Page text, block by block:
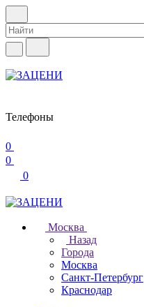
Телефоны
0
0
0
Москва
Назад
Города
Москва
Санкт-Петербург
Краснодар